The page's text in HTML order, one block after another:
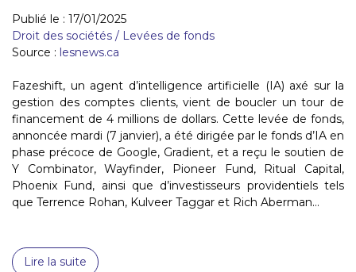
Publié le : 17/01/2025
Droit des sociétés / Levées de fonds
Source : lesnews.ca
Fazeshift, un agent d’intelligence artificielle (IA) axé sur la
gestion des comptes clients, vient de boucler un tour de
financement de 4 millions de dollars. Cette levée de fonds,
annoncée mardi (7 janvier), a été dirigée par le fonds d’IA en
phase précoce de Google, Gradient, et a reçu le soutien de
Y Combinator, Wayfinder, Pioneer Fund, Ritual Capital,
Phoenix Fund, ainsi que d’investisseurs providentiels tels
que Terrence Rohan, Kulveer Taggar et Rich Aberman...
Lire la suite